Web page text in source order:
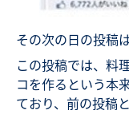
その次の日の投稿
この投稿では、料
コを作るという本
ており、前の投稿